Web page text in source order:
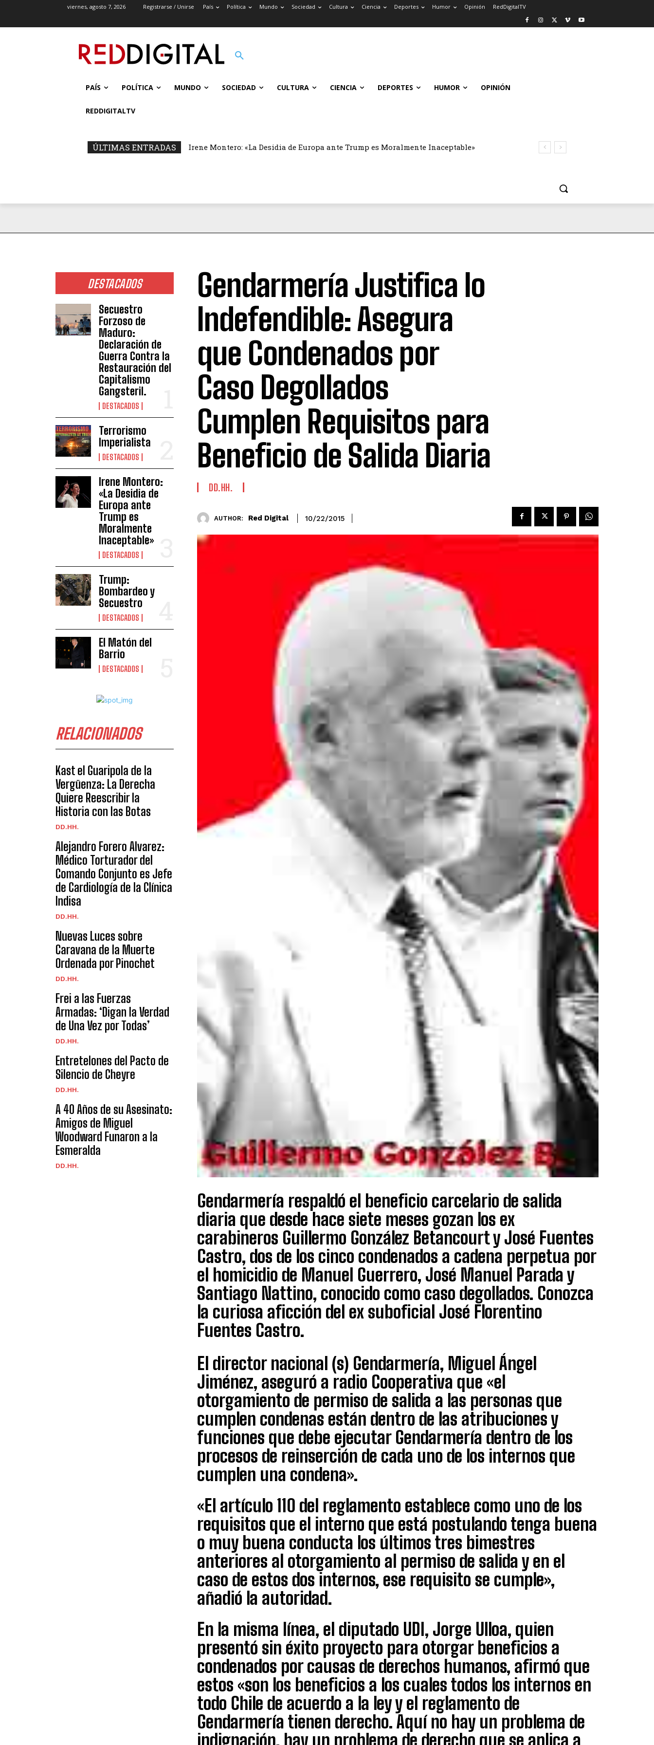
viernes, agosto 7, 2026 Registrarse / Unirse País Política Mundo Sociedad Cultura Ciencia Deportes Humor Opinión RedDigitalTV
PAÍS POLÍTICA MUNDO SOCIEDAD CULTURA CIENCIA DEPORTES HUMOR OPINIÓN
REDDIGITALTV
ÚLTIMAS ENTRADAS Irene Montero: «La Desidia de Europa ante Trump es Moralmente Inaceptable»
DESTACADOS
Secuestro
Forzoso de
Maduro:
Declaración de
Guerra Contra la
Restauración del
Capitalismo
Gangsteril.
DESTACADOS
Terrorismo
Imperialista
DESTACADOS
Irene Montero:
«La Desidia de
Europa ante
Trump es
Moralmente
Inaceptable»
DESTACADOS
Trump:
Bombardeo y
Secuestro
DESTACADOS
El Matón del
Barrio
DESTACADOS
RELACIONADOS
Kast el Guaripola de la
Vergüenza: La Derecha
Quiere Reescribir la
Historia con las Botas
DD.HH.
Alejandro Forero Alvarez:
Médico Torturador del
Comando Conjunto es Jefe
de Cardiología de la Clínica
Indisa
DD.HH.
Nuevas Luces sobre
Caravana de la Muerte
Ordenada por Pinochet
DD.HH.
Frei a las Fuerzas
Armadas: ‘Digan la Verdad
de Una Vez por Todas’
DD.HH.
Entretelones del Pacto de
Silencio de Cheyre
DD.HH.
A 40 Años de su Asesinato:
Amigos de Miguel
Woodward Funaron a la
Esmeralda
DD.HH.
Gendarmería Justifica lo
Indefendible: Asegura
que Condenados por
Caso Degollados
Cumplen Requisitos para
Beneficio de Salida Diaria
DD.HH.
AUTHOR: Red Digital 10/22/2015
Gendarmería respaldó el beneficio carcelario de salida
diaria que desde hace siete meses gozan los ex
carabineros Guillermo González Betancourt y José Fuentes
Castro, dos de los cinco condenados a cadena perpetua por
el homicidio de Manuel Guerrero, José Manuel Parada y
Santiago Nattino, conocido como caso degollados. Conozca
la curiosa aficción del ex suboficial José Florentino
Fuentes Castro.
El director nacional (s) Gendarmería, Miguel Ángel
Jiménez, aseguró a radio Cooperativa que «el
otorgamiento de permiso de salida a las personas que
cumplen condenas están dentro de las atribuciones y
funciones que debe ejecutar Gendarmería dentro de los
procesos de reinserción de cada uno de los internos que
cumplen una condena».
«El artículo 110 del reglamento establece como uno de los
requisitos que el interno que está postulando tenga buena
o muy buena conducta los últimos tres bimestres
anteriores al otorgamiento al permiso de salida y en el
caso de estos dos internos, ese requisito se cumple»,
añadió la autoridad.
En la misma línea, el diputado UDI, Jorge Ulloa, quien
presentó sin éxito proyecto para otorgar beneficios a
condenados por causas de derechos humanos, afirmó que
estos «son los beneficios a los cuales todos los internos en
todo Chile de acuerdo a la ley y el reglamento de
Gendarmería tienen derecho. Aquí no hay un problema de
indignación, hay un problema de derecho que se aplica a